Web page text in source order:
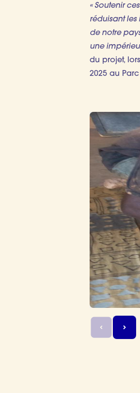
« Soutenir
réduisant les
de notre
une
du projet,
2025 au